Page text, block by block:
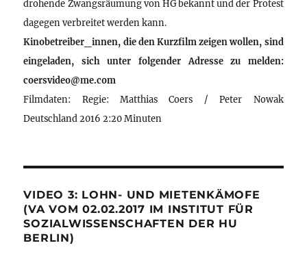
drohende Zwangsräumung von HG bekannt und der Protest
dagegen verbreitet werden kann.
Kinobetreiber_innen, die den Kurzfilm zeigen wollen, sind
eingeladen, sich unter folgender Adresse zu melden:
coersvideo@me.com
Filmdaten: Regie: Matthias Coers / Peter Nowak
Deutschland 2016 2:20 Minuten
VIDEO 3: LOHN- UND MIETENKÄMOFE
(VA VOM 02.02.2017 IM INSTITUT FÜR
SOZIALWISSENSCHAFTEN DER HU
BERLIN)